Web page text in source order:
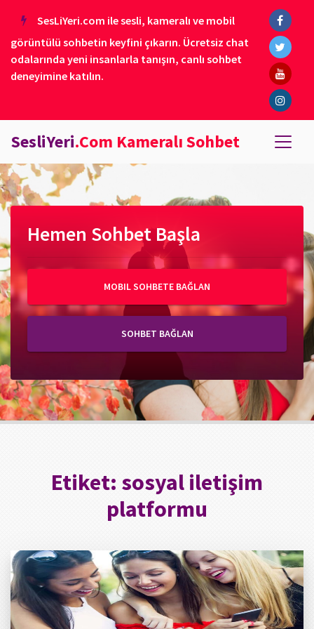
SesLiYeri.com ile sesli, kameralı ve mobil
görüntülü sohbetin keyfini çıkarın. Ücretsiz chat
odalarında yeni insanlarla tanışın, canlı sohbet
deneyimine katılın.
SesliYeri.Com Kameralı Sohbet
Hemen Sohbet Başla
MOBIL SOHBETE BAĞLAN
SOHBET BAĞLAN
Etiket: sosyal iletişim
platformu